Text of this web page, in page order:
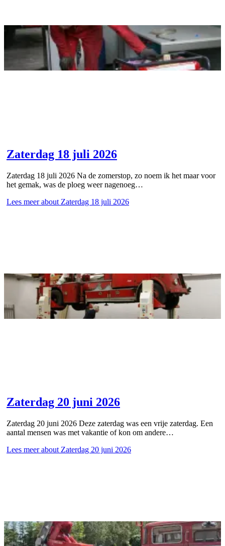
Zaterdag 18 juli 2026
Zaterdag 18 juli 2026 Na de zomerstop, zo noem ik het maar voor
het gemak, was de ploeg weer nagenoeg…
Lees meerabout Zaterdag 18 juli 2026
Zaterdag 20 juni 2026
Zaterdag 20 juni 2026 Deze zaterdag was een vrije zaterdag. Een
aantal mensen was met vakantie of kon om andere…
Lees meerabout Zaterdag 20 juni 2026